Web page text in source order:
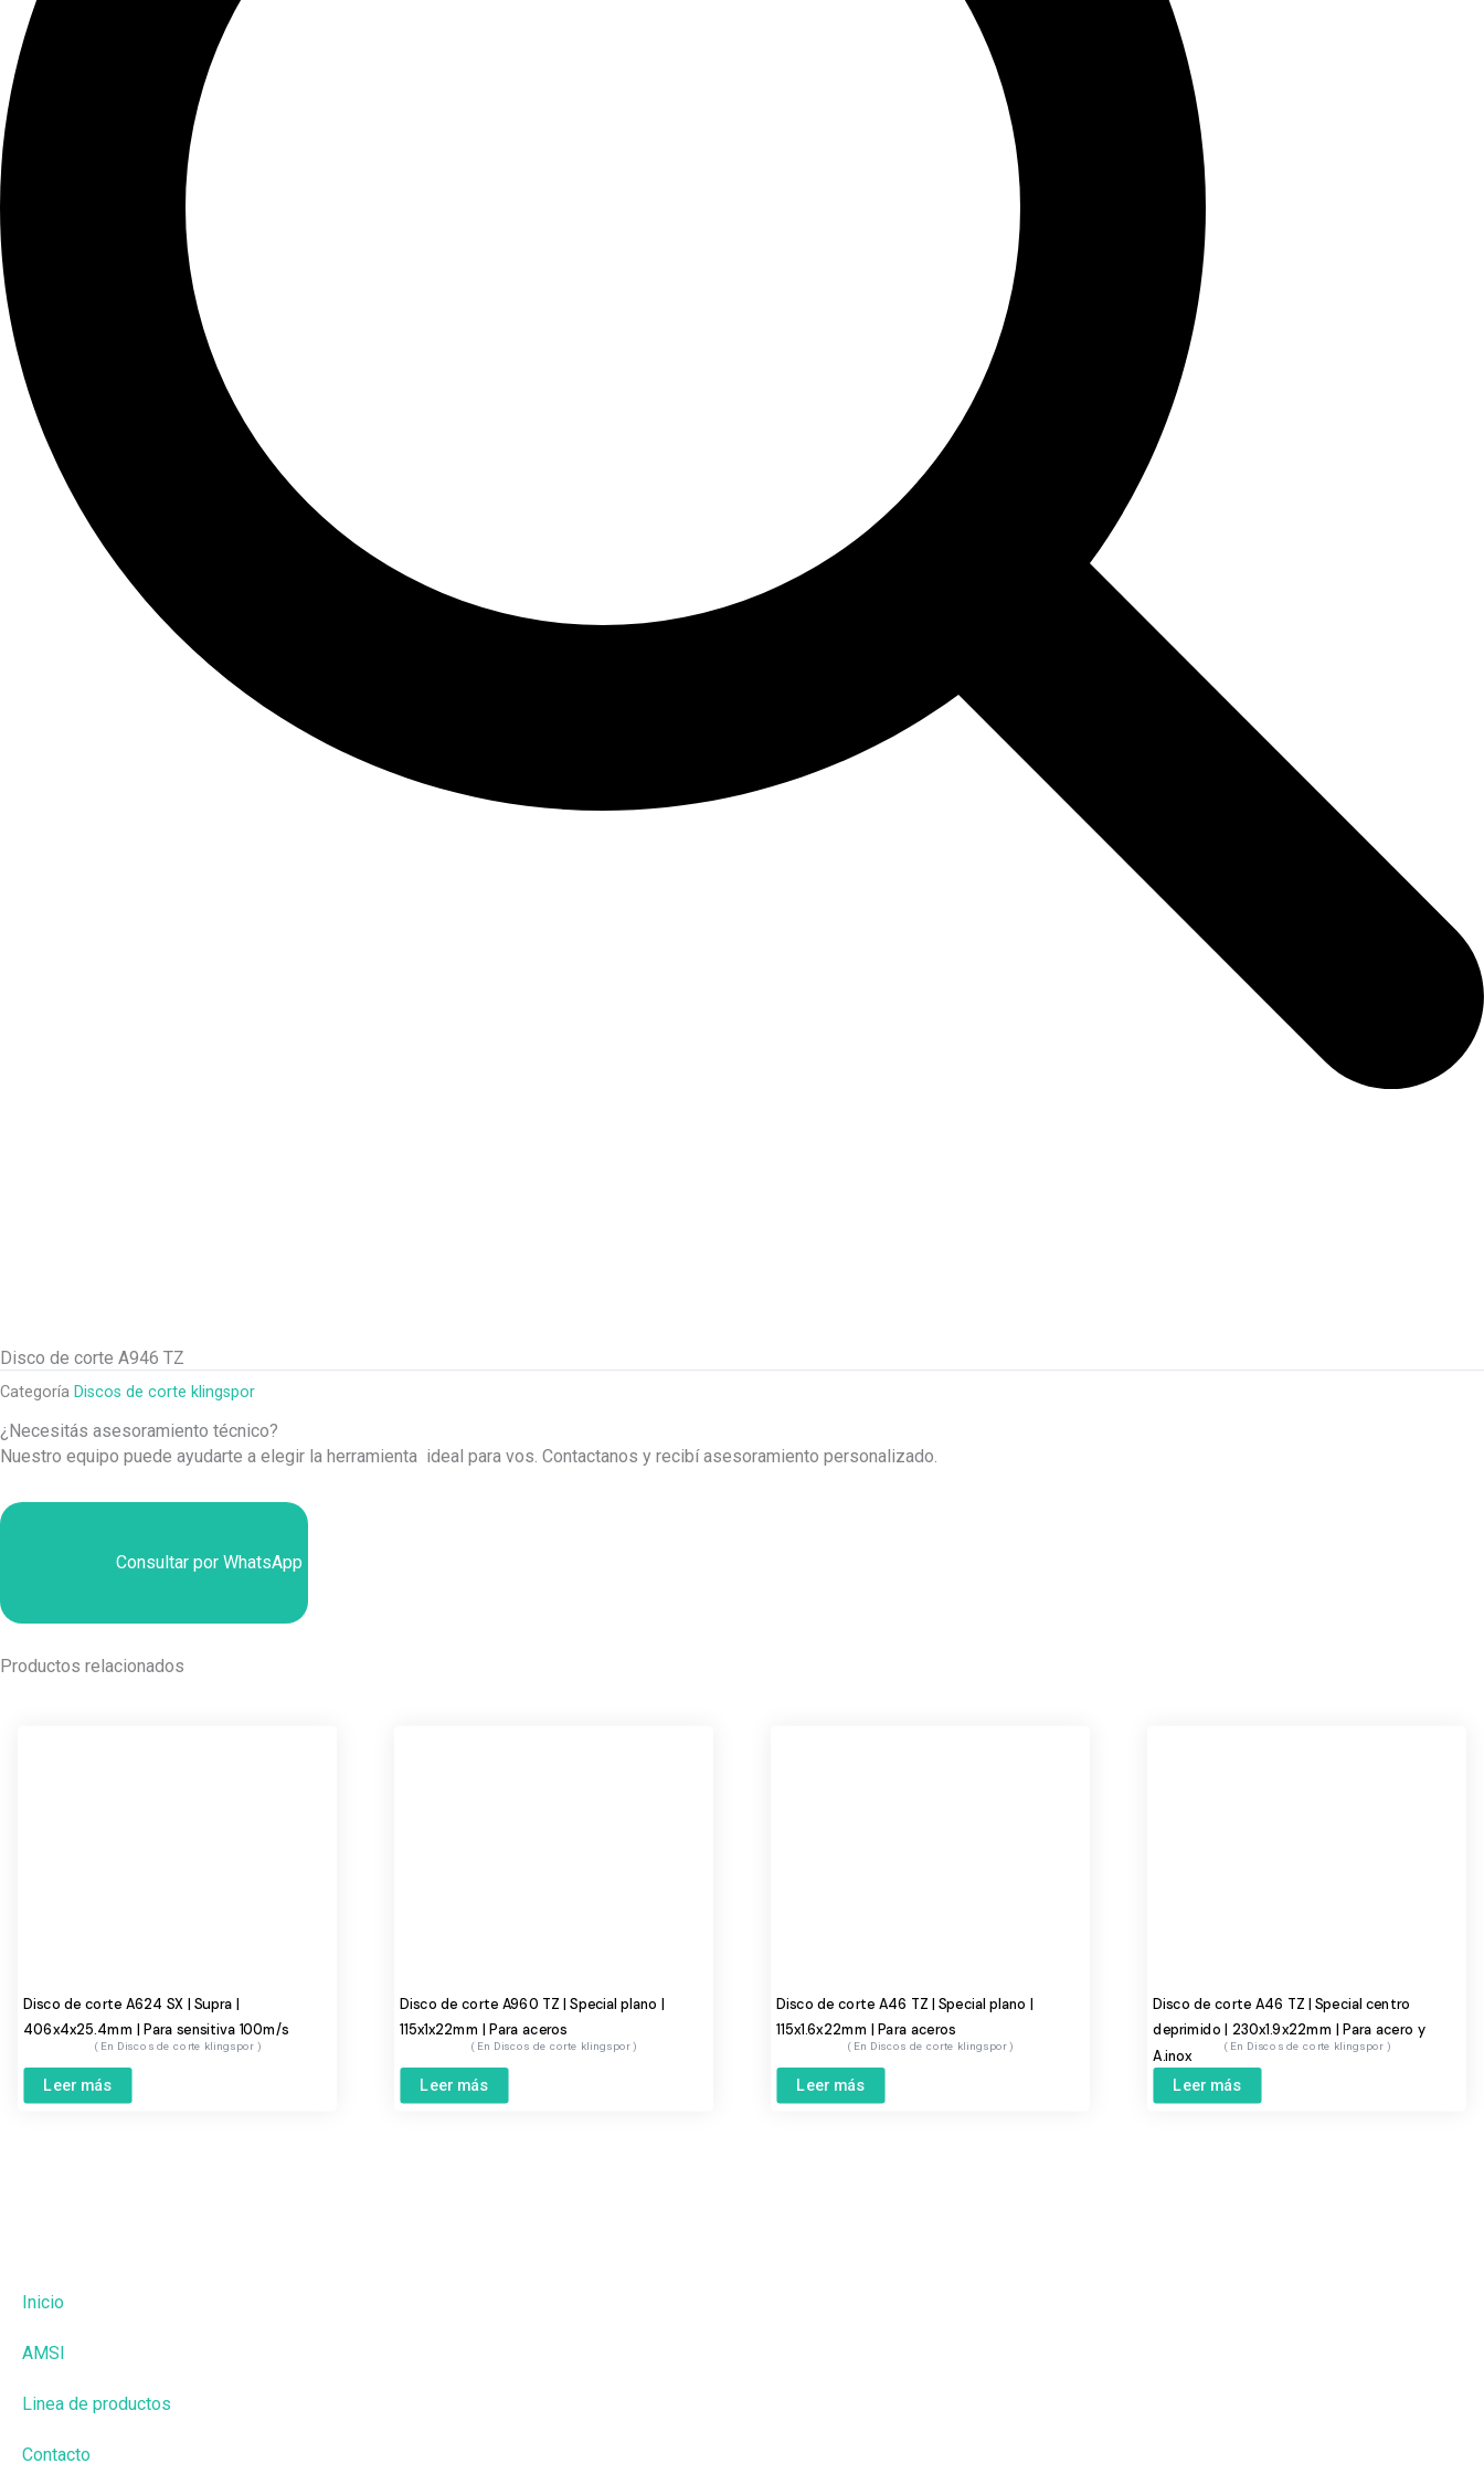
Disco de corte A946 TZ
Categoría Discos de corte klingspor
¿Necesitás asesoramiento técnico?
Nuestro equipo puede ayudarte a elegir la herramienta ideal para vos. Contactanos y recibí asesoramiento personalizado.
Consultar por WhatsApp
Productos relacionados
Disco de corte A624 SX | Supra |
406x4x25.4mm | Para sensitiva 100m/s
Discos de corte klingspor
Leer más
Disco de corte A960 TZ | Special plano |
115x1x22mm | Para aceros
Discos de corte klingspor
Leer más
Disco de corte A46 TZ | Special plano |
115x1.6x22mm | Para aceros
Discos de corte klingspor
Leer más
Disco de corte A46 TZ | Special centro
deprimido | 230x1.9x22mm | Para acero y
A.inox
Discos de corte klingspor
Leer más
Inicio
AMSI
Linea de productos
Contacto